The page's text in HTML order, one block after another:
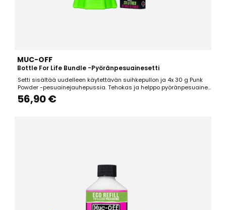
MUC-OFF
Bottle For Life Bundle -pyöränpesuainesetti
Setti sisältää uudelleen käytettävän suihkepullon ja 4x 30 g Punk
Powder -pesuainejauhepussia. Tehokas ja helppo pyöränpesuaine
kaikille, pyörille, osille ja pinnoille, myös hiilikuidulle. Nanoteknologia,
alkaline based, biohajoava, CFC ja liuotinvapaa. Riittoisuus: 4 L
56,90 €